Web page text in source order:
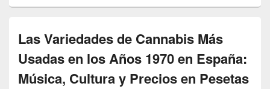
Las Variedades de Cannabis Más
Usadas en los Años 1970 en España:
Música, Cultura y Precios en Pesetas